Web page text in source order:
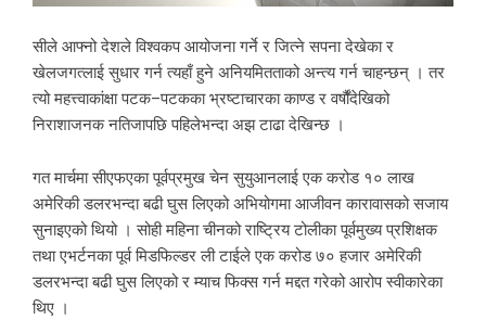
सीले आफ्नो देशले विश्वकप आयोजना गर्ने र जित्ने सपना देखेका र
खेलजगत्लाई सुधार गर्न त्यहाँ हुने अनियमितताको अन्त्य गर्न चाहन्छन् । तर
त्यो महत्त्वाकांक्षा पटक–पटकका भ्रष्टाचारका काण्ड र वर्षौंदेखिको
निराशाजनक नतिजापछि पहिलेभन्दा अझ टाढा देखिन्छ ।
गत मार्चमा सीएफएका पूर्वप्रमुख चेन सुयुआनलाई एक करोड १० लाख
अमेरिकी डलरभन्दा बढी घुस लिएको अभियोगमा आजीवन कारावासको सजाय
सुनाइएको थियो । सोही महिना चीनको राष्ट्रिय टोलीका पूर्वमुख्य प्रशिक्षक
तथा एभर्टनका पूर्व मिडफिल्डर ली टाईले एक करोड ७० हजार अमेरिकी
डलरभन्दा बढी घुस लिएको र म्याच फिक्स गर्न मद्दत गरेको आरोप स्वीकारेका
थिए ।